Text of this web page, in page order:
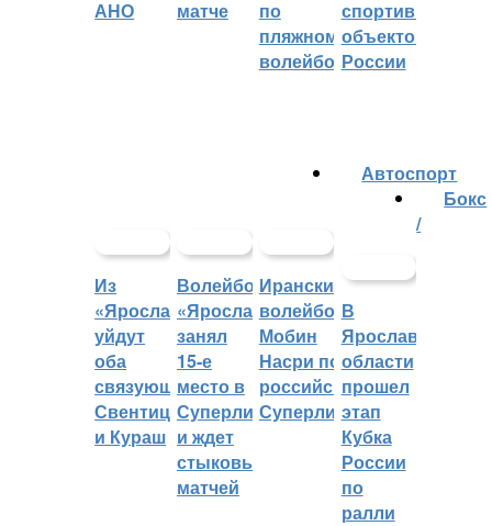
АНО
матче
по
пляжному
волейболу
спортивных
объектов
России
Из
«Ярославича»
уйдут
оба
связующих:
Свентицкис
и Кураш
Волейбольный
«Ярославич»
занял
15-е
место в
Суперлиге
и ждет
стыковых
матчей
Иранский
волейболист
Мобин
Насри покинет
российскую
Суперлигу
Автоспорт
В
Ярославской
области
прошел
этап
Кубка
России
по
ралли
Бокс
/